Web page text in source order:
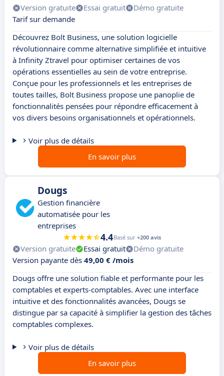
Version gratuite Essai gratuit
Démo gratuite
Tarif sur demande
Découvrez Bolt Business, une solution logicielle
révolutionnaire comme alternative simplifiée et intuitive
à Infinity Ztravel pour optimiser certaines de vos
opérations essentielles au sein de votre entreprise.
Conçue pour les professionnels et les entreprises de
toutes tailles, Bolt Business propose une panoplie de
fonctionnalités pensées pour répondre efficacement à
vos divers besoins organisationnels et opérationnels.
Voir plus de détails
En savoir plus
Dougs
Gestion financière
automatisée pour les
entreprises
4.4Basé sur +200 avis
Version gratuite Essai gratuit
Démo gratuite
Version payante dès 49,00 € /mois
Dougs offre une solution fiable et performante pour les
comptables et experts-comptables. Avec une interface
intuitive et des fonctionnalités avancées, Dougs se
distingue par sa capacité à simplifier la gestion des tâches
comptables complexes.
Voir plus de détails
En savoir plus